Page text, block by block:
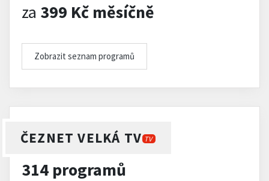
za 399 Kč měsíčně
Zobrazit seznam programů
ČEZNET VELKÁ TV TV
314 programů